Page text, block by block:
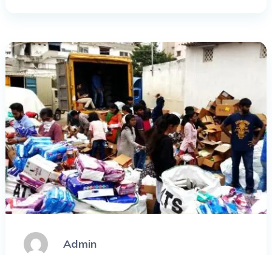
Admin